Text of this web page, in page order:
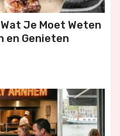
Je Moet Weten
en Genieten